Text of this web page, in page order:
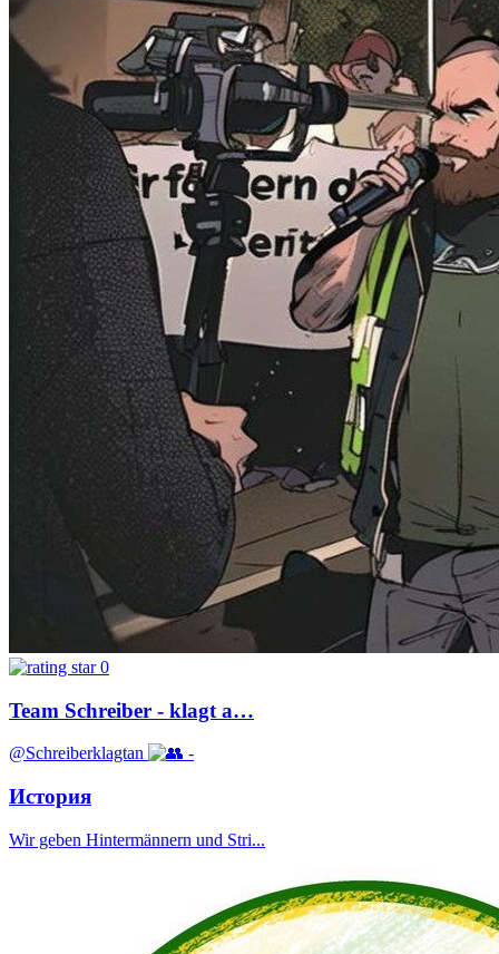
0
Team Schreiber - klagt a…
@Schreiberklagtan -
История
Wir geben Hintermännern und Stri...